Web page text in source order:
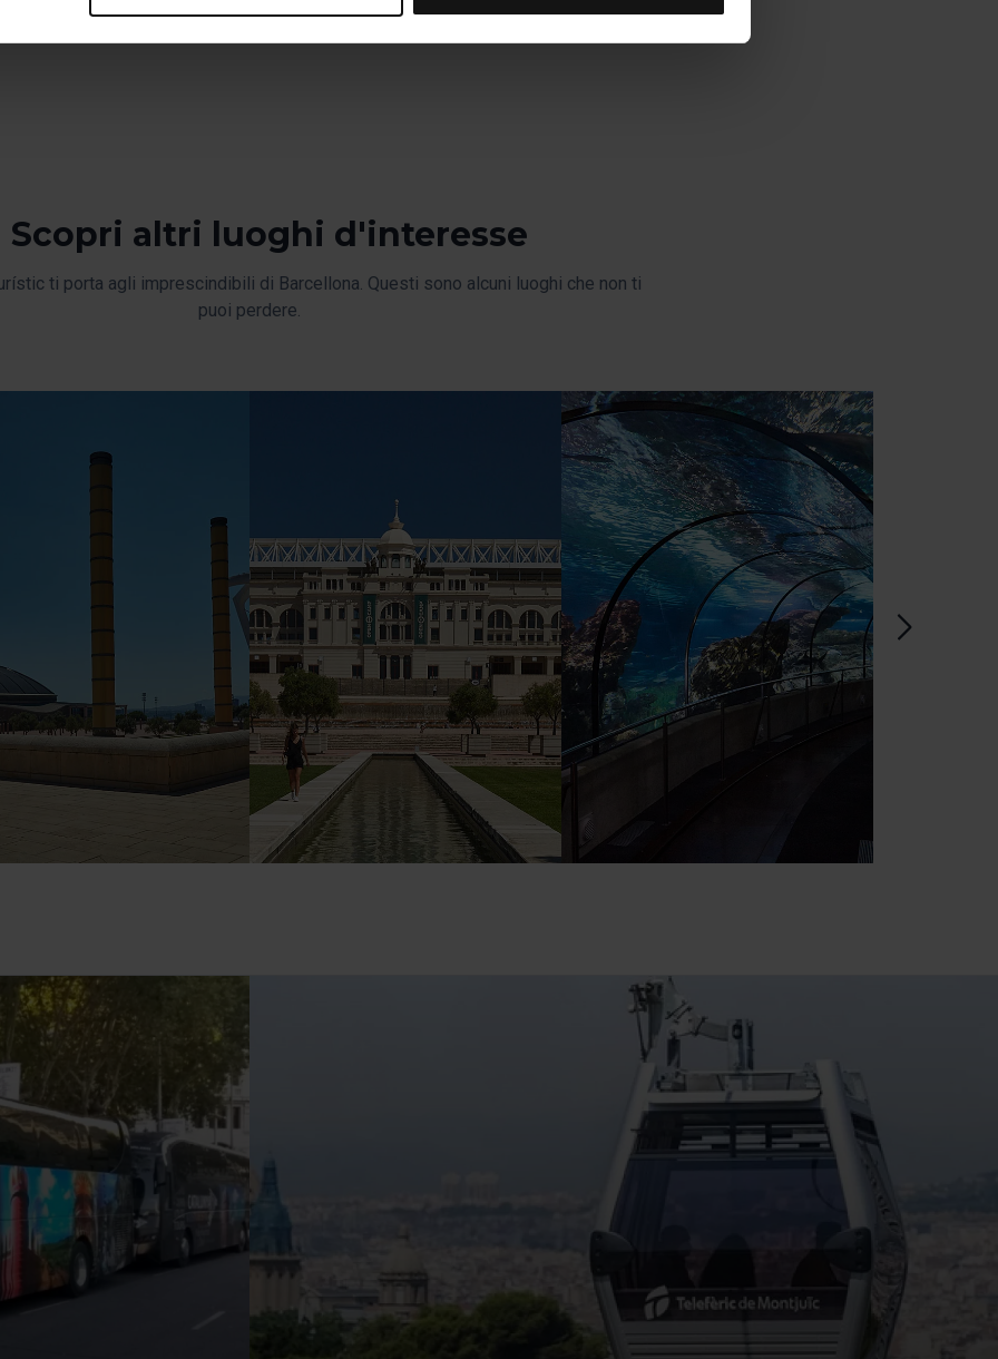
attività all’aperto e lo spettacolo.
Scopri altri luoghi d'interesse
ti porta agli imprescindibili di Barcellona. Questi sono alcuni luoghi che non ti
puoi perdere.